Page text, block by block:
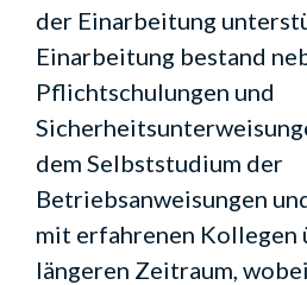
der Einarbeitung
Einarbeitung bestand
Pflichtschulungen und
dem Selbststudium der
Betriebsanweisungen
mit erfahrenen Kollegen
längeren Zeitraum,